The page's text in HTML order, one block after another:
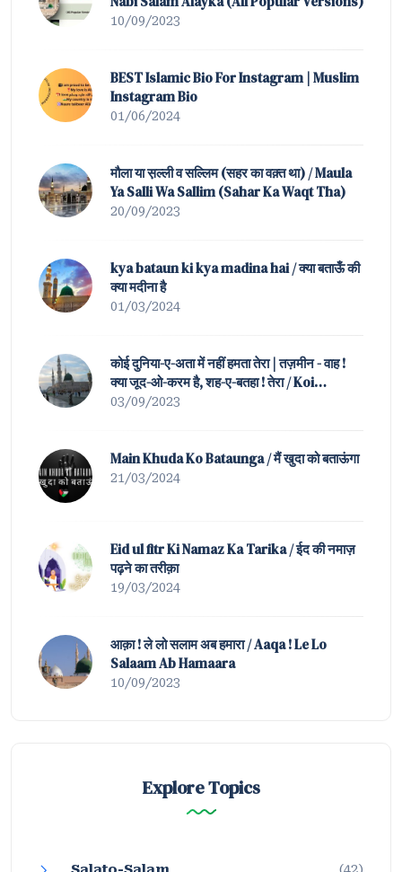
10/09/2023
BEST Islamic Bio For Instagram | Muslim
Instagram Bio
01/06/2024
मौला या स़ल्ली व सल्लिम (सहर का वक़्त था) / Maula
Ya Salli Wa Sallim (Sahar Ka Waqt Tha)
20/09/2023
kya bataun ki kya madina hai / क्या बताऊँ की
क्या मदीना है
01/03/2024
कोई दुनिया-ए-अता में नहीं हमता तेरा | तज़मीन - वाह !
क्या जूद-ओ-करम है, शह-ए-बतहा ! तेरा / Koi
Duniya-e-Ata Mein Nahin Hamta Tera |
03/09/2023
Main Khuda Ko Bataunga / मैं खुदा को बताऊंगा
21/03/2024
Eid ul fitr Ki Namaz Ka Tarika / ईद की नमाज़
पढ़ने का तरीक़ा
19/03/2024
आक़ा ! ले लो सलाम अब हमारा / Aaqa ! Le Lo
Salaam Ab Hamaara
10/09/2023
Explore Topics